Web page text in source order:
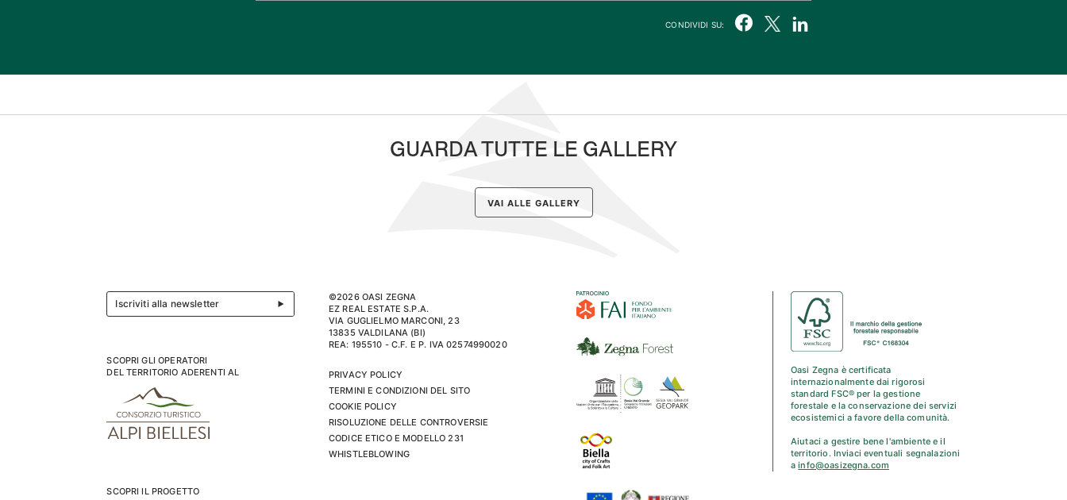
CONDIVIDI SU:
GUARDA TUTTE LE GALLERY
VAI ALLE GALLERY
Iscriviti alla newsletter
SCOPRI GLI OPERATORI
DEL TERRITORIO ADERENTI AL
SCOPRI IL PROGETTO
©2026 OASI ZEGNA
EZ REAL ESTATE S.P.A.
VIA GUGLIELMO MARCONI, 23
13835 VALDILANA (BI)
REA: 195510 - C.F. E P. IVA 02574990020
PRIVACY POLICY
TERMINI E CONDIZIONI DEL SITO
COOKIE POLICY
RISOLUZIONE DELLE CONTROVERSIE
CODICE ETICO E MODELLO 231
WHISTLEBLOWING
Oasi Zegna è certificata
internazionalmente dai rigorosi
standard FSC® per la gestione
forestale e la conservazione dei servizi
ecosistemici a favore della comunità.
Aiutaci a gestire bene l'ambiente e il
territorio. Inviaci eventuali segnalazioni
ainfo@oasizegna.com